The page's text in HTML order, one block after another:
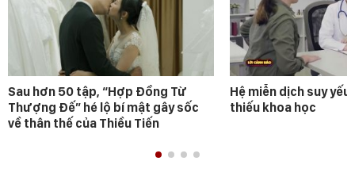
Sau hơn 50 tập, “Hợp Đồng Từ
Thượng Đế” hé lộ bí mật gây sốc
về thân thế của Thiều Tiến
Hệ miễn dịch suy
thiếu khoa học